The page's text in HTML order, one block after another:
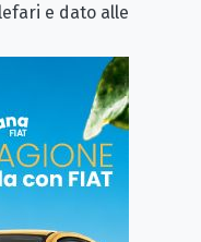
e dato alle